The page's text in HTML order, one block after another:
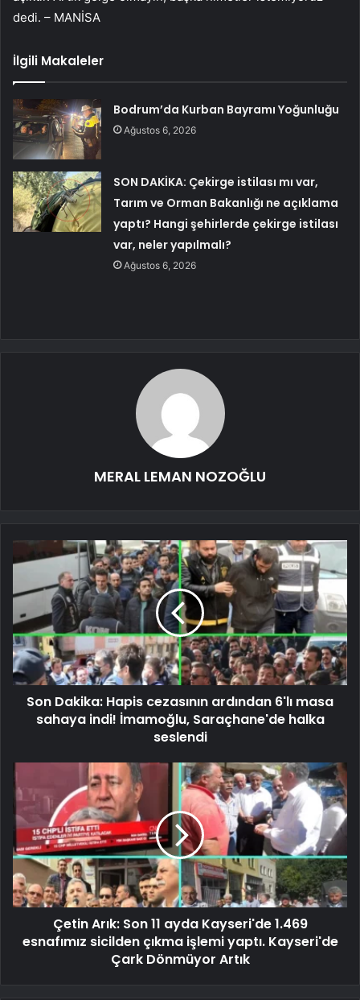
dedi. – MANİSA
İlgili Makaleler
Bodrum’da Kurban Bayramı Yoğunluğu
Ağustos 6, 2026
SON DAKİKA: Çekirge istilası mı var,
Tarım ve Orman Bakanlığı ne açıklama
yaptı? Hangi şehirlerde çekirge istilası
var, neler yapılmalı?
Ağustos 6, 2026
MERAL LEMAN NOZOĞLU
Son Dakika: Hapis cezasının ardından 6'lı masa
sahaya indi! İmamoğlu, Saraçhane'de halka
seslendi
Çetin Arık: Son 11 ayda Kayseri'de 1.469
esnafımız sicilden çıkma işlemi yaptı. Kayseri'de
Çark Dönmüyor Artık